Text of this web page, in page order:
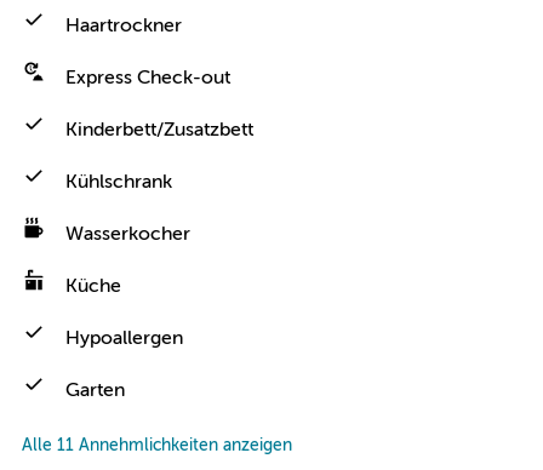
Haartrockner
Express Check-out
Kinderbett/Zusatzbett
Kühlschrank
Wasserkocher
Küche
Hypoallergen
Garten
Alle 11 Annehmlichkeiten anzeigen